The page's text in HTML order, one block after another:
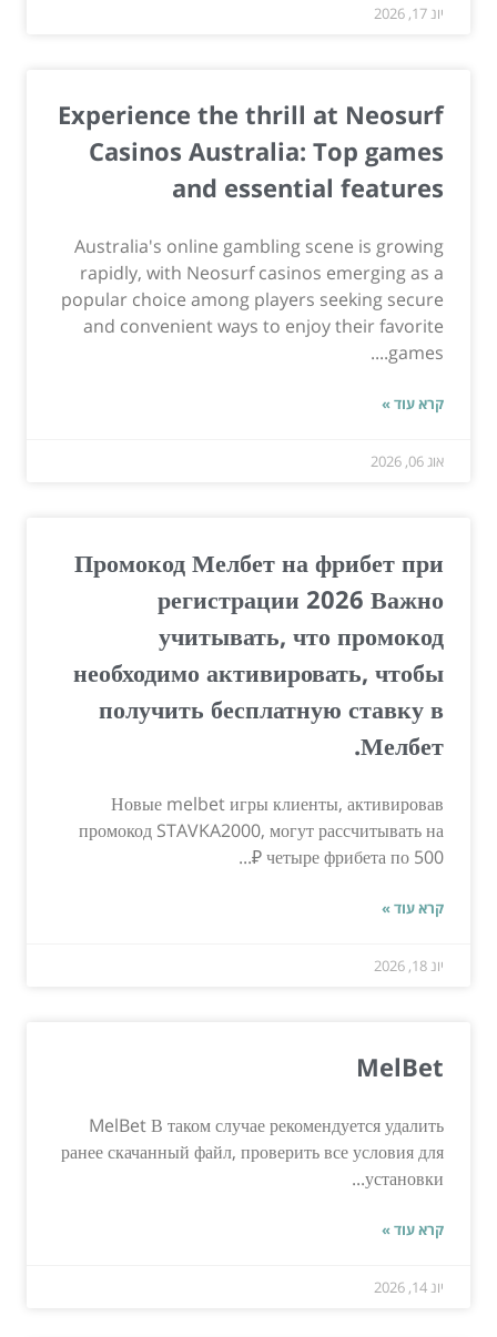
יונ 17, 2026
Experience the thrill at Neosurf
Casinos Australia: Top games
and essential features
Australia's online gambling scene is growing
rapidly, with Neosurf casinos emerging as a
popular choice among players seeking secure
and convenient ways to enjoy their favorite
games....
קרא עוד »
אוג 06, 2026
Промокод Мелбет на фрибет при
регистрации 2026 Важно
учитывать, что промокод
необходимо активировать, чтобы
получить бесплатную ставку в
Мелбет.
Новые melbet игры клиенты, активировав
промокод STAVKA2000, могут рассчитывать на
четыре фрибета по 500 ₽...
קרא עוד »
יונ 18, 2026
MelBet
MelBet В таком случае рекомендуется удалить
ранее скачанный файл, проверить все условия для
установки...
קרא עוד »
יונ 14, 2026